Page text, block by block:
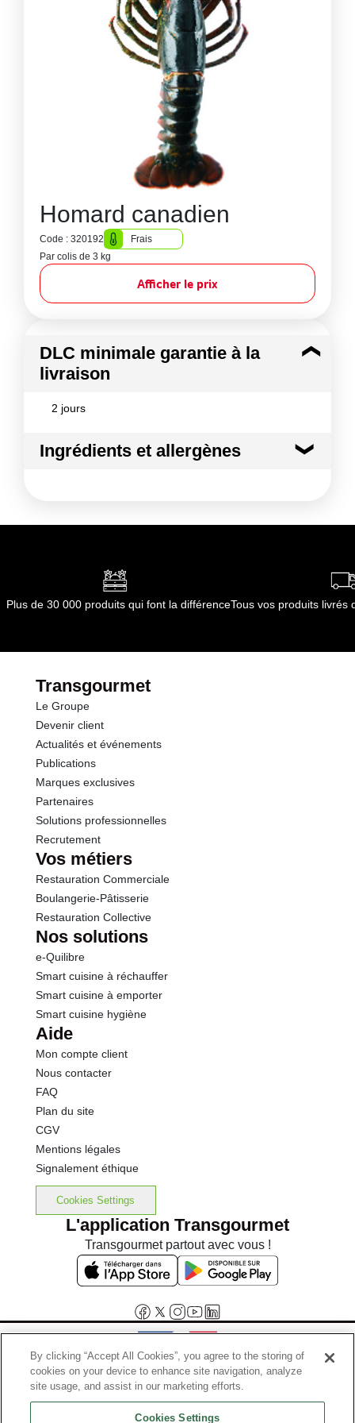
Homard canadien
Code : 320192
Frais
Par colis de 3 kg
Afficher le prix
DLC minimale garantie à la
livraison
2 jours
Ingrédients et allergènes
par le(s) fournisseur(s) de Transgourmet
Opérations
Plus de 30 000 produits qui font la différenceTous vos produits livrés
Transgourmet
Le Groupe
Devenir client
Actualités et événements
Publications
Marques exclusives
Partenaires
Solutions professionnelles
Recrutement
Vos métiers
Restauration Commerciale
Boulangerie-Pâtisserie
Restauration Collective
Nos solutions
e-Quilibre
Smart cuisine à réchauffer
Smart cuisine à emporter
Smart cuisine hygiène
Aide
Mon compte client
Nous contacter
FAQ
Plan du site
CGV
Mentions légales
Signalement éthique
Cookies Settings
L'application Transgourmet
Transgourmet partout avec vous !
Interdiction de vente de boissons alcooliques aux mineurs de
moins de 18 ans
By clicking “Accept All Cookies”, you agree to the storing of
cookies on your device to enhance site navigation, analyze
site usage, and assist in our marketing efforts.
Cookies Settings